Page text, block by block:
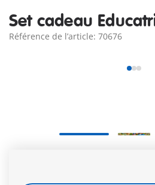
Set cadeau
Référence de l’article: 70676